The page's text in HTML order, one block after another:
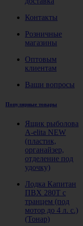
Контакты
Розничные
магазины
Оптовым
клиентам
Ваши вопросы
Популярные товары
Ящик рыболова
A-elita NEW
(пластик,
органайзер,
отделение под
удочку)
Лодка Капитан
ПВХ 280Т с
транцем (под
мотор до 4 л. с.)
(Тонар)